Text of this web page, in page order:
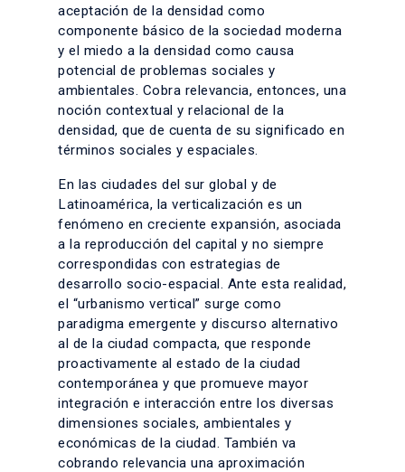
aceptación de la densidad como
componente básico de la sociedad moderna
y el miedo a la densidad como causa
potencial de problemas sociales y
ambientales. Cobra relevancia, entonces, una
noción contextual y relacional de la
densidad, que de cuenta de su significado en
términos sociales y espaciales.
En las ciudades del sur global y de
Latinoamérica, la verticalización es un
fenómeno en creciente expansión, asociada
a la reproducción del capital y no siempre
correspondidas con estrategias de
desarrollo socio-espacial. Ante esta realidad,
el “urbanismo vertical” surge como
paradigma emergente y discurso alternativo
al de la ciudad compacta, que responde
proactivamente al estado de la ciudad
contemporánea y que promueve mayor
integración e interacción entre los diversas
dimensiones sociales, ambientales y
económicas de la ciudad. También va
cobrando relevancia una aproximación